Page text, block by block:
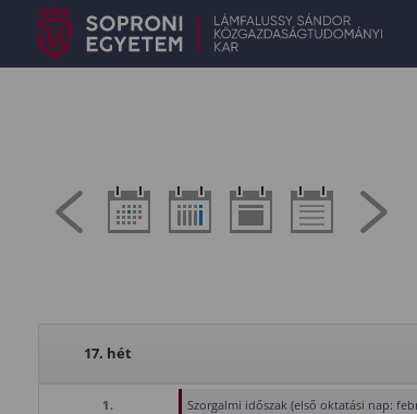
17. hét
1. Szorgalmi időszak (első oktatási nap: